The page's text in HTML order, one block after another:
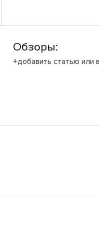
Обзоры:
+добавить статью или